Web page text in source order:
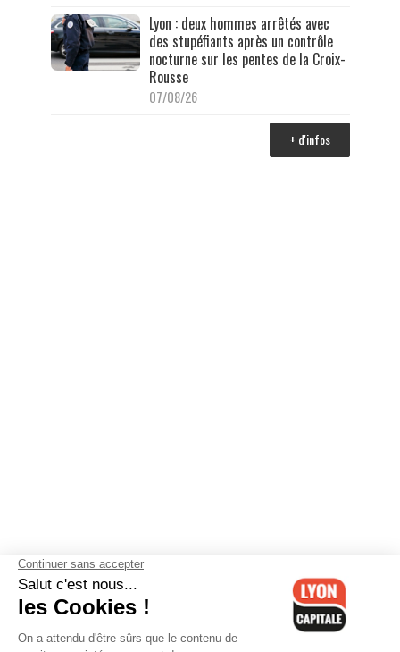
Lyon : deux hommes arrêtés avec
des stupéfiants après un contrôle
nocturne sur les pentes de la Croix-
Rousse
07/08/26
+ d'infos